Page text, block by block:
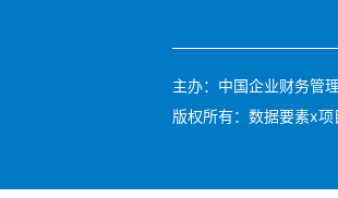
主办：中国企业财务
版权所有：数据要素x